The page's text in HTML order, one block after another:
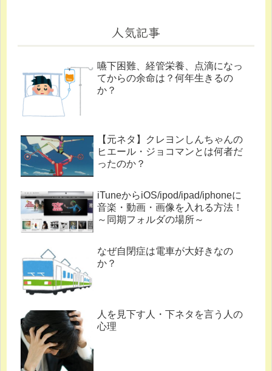
人気記事
嚥下困難、経管栄養、点滴になっ
てからの余命は？何年生きるの
か？
【元ネタ】クレヨンしんちゃんの
ヒエール・ジョコマンとは何者だ
ったのか？
iTuneからiOS/ipod/ipad/iphoneに
音楽・動画・画像を入れる方法！
～同期フォルダの場所～
なぜ自閉症は電車が大好きなの
か？
人を見下す人・下ネタを言う人の
心理